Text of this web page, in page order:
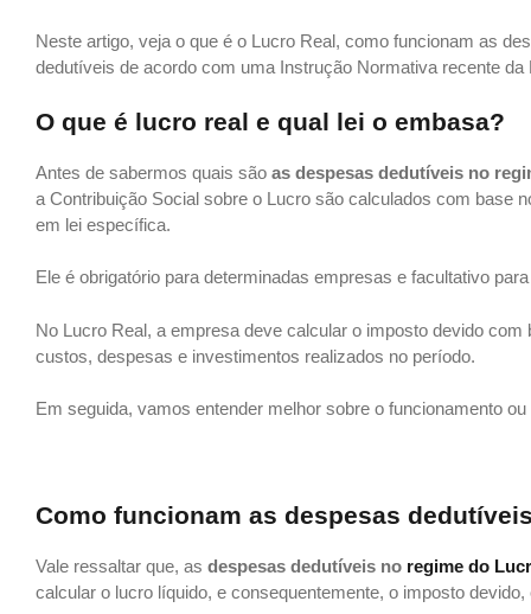
Neste artigo, veja o que é o Lucro Real, como funcionam as
dedutíveis de acordo com uma Instrução Normativa recente
O que é lucro real e qual lei o embasa?
Antes de sabermos quais são as despesas dedutíveis no
a Contribuição Social sobre o Lucro são calculados com base
em lei específica.
Ele é obrigatório para determinadas empresas e facultativo
No Lucro Real, a empresa deve calcular o imposto devido
custos, despesas e investimentos realizados no período.
Em seguida, vamos entender melhor sobre o funcionamento
Como funcionam as despesas
Vale ressaltar que, as despesas dedutíveis no regime do
calcular o lucro líquido, e consequentemente, o imposto